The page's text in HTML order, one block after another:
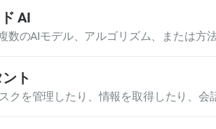
AI
数のAIモデル、アルゴリズム、または方
ビジョン、推論レベルの最適化など) を
のアプローチにより、システムは各コン
ト
クを管理したり、情報を取得したり、